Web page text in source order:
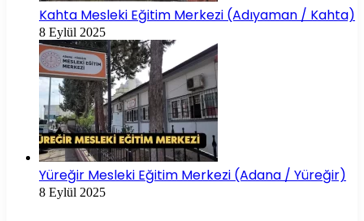
Kahta Mesleki Eğitim Merkezi (Adıyaman / Kahta)
8 Eylül 2025
Yüreğir Mesleki Eğitim Merkezi (Adana / Yüreğir)
8 Eylül 2025